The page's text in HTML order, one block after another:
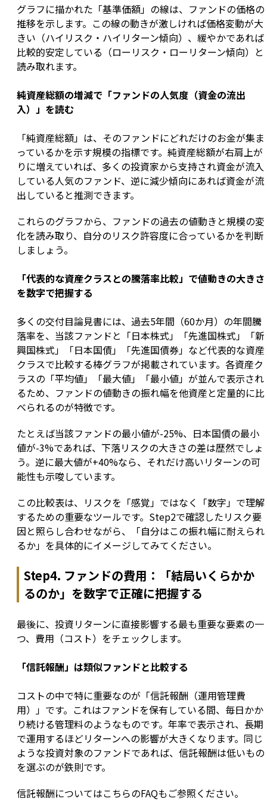
グラフに描かれた「基準価額」の線は、ファンドの価格の
推移を示します。この線の動きが激しければ価格変動が大
きい（ハイリスク・ハイリターン傾向）、緩やかであれば
比較的安定している（ローリスク・ローリターン傾向）と
読み取れます。
純資産総額の増減で「ファンドの人気度（資金の流出
入）」を読む
「純資産総額」は、そのファンドにどれだけのお金が集ま
っているかを示す規模の指標です。純資産総額が右肩上が
りに増えていれば、多くの投資家から支持され資金が流入
している人気のファンド、逆に減少傾向にあれば資金が流
出していると推測できます。
これらのグラフから、ファンドの過去の値動きと規模の変
化を読み取り、自分のリスク許容度に合っているかを判断
しましょう。
「代表的な資産クラスとの騰落率比較」で値動きの大きさ
を数字で把握する
多くの交付目論見書には、過去5年間（60か月）の年間騰
落率を、当該ファンドと「日本株式」「先進国株式」「新
興国株式」「日本国債」「先進国債券」など代表的な資産
クラスで比較する棒グラフが掲載されています。各資産ク
ラスの「平均値」「最大値」「最小値」が並んで表示され
るため、ファンドの値動きの振れ幅を他資産と定量的に比
べられるのが特徴です。
たとえば当該ファンドの最小値が-25%、日本国債の最小
値が-3%であれば、下落リスクの大きさの差は歴然でしょ
う。逆に最大値が+40%なら、それだけ高いリターンの可
能性も示唆しています。
この比較表は、リスクを「感覚」ではなく「数字」で理解
するための重要なツールです。Step2で確認したリスク要
因と照らし合わせながら、「自分はこの振れ幅に耐えられ
るか」を具体的にイメージしてみてください。
Step4. ファンドの費用：「結局いくらかか
るのか」を数字で正確に把握する
最後に、投資リターンに直接影響する最も重要な要素の一
つ、費用（コスト）をチェックします。
「信託報酬」は類似ファンドと比較する
コストの中で特に重要なのが「信託報酬（運用管理費
用）」です。これはファンドを保有している間、毎日かか
り続ける管理料のようなものです。年率で表示され、長期
で運用するほどリターンへの影響が大きくなります。同じ
ような投資対象のファンドであれば、信託報酬は低いもの
を選ぶのが鉄則です。
信託報酬についてはこちらのFAQもご参照ください。